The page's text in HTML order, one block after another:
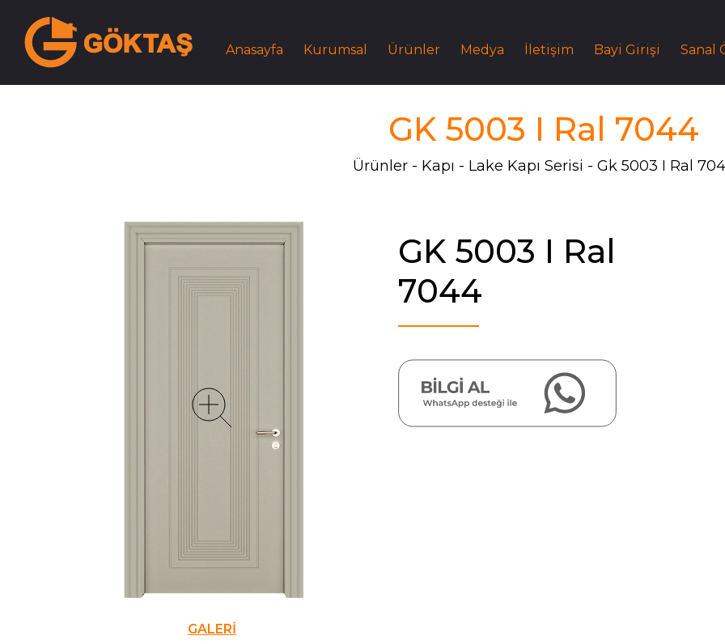
Anasayfa Kurumsal Ürünler Medya İletişim Bayi Girişi Sanal
GK 5003 I Ral 7044
Ürünler Kapı Lake Kapı Serisi Gk 5003 I Ral
GALERİ
GK 5003 I Ral
7044